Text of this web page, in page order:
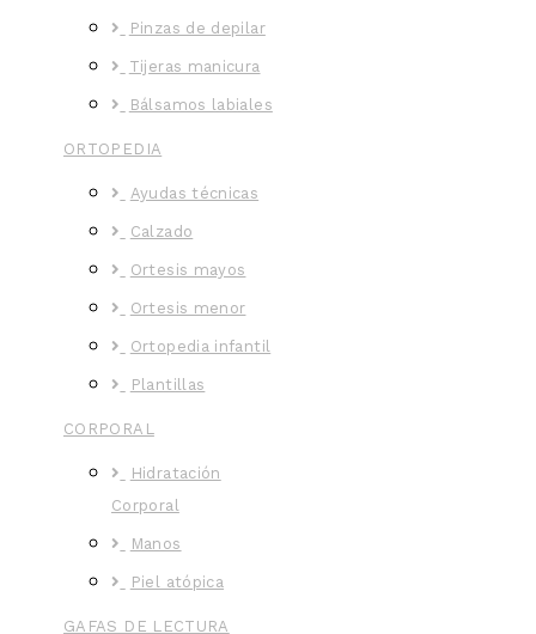
Pinzas de depilar
Tijeras manicura
Bálsamos labiales
ORTOPEDIA
Ayudas técnicas
Calzado
Ortesis mayos
Ortesis menor
Ortopedia infantil
Plantillas
CORPORAL
Hidratación
Corporal
Manos
Piel atópica
GAFAS DE LECTURA